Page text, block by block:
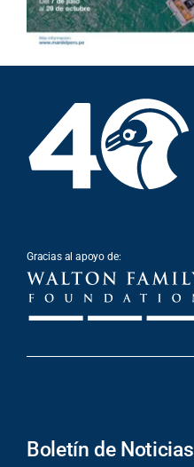
Gracias al apoyo de:
Boletín de Noticias